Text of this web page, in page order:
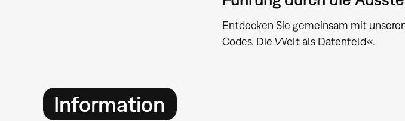
Entdecken Sie gemeinsam mit
Codes. Die Welt als Datenfeld«.
Information